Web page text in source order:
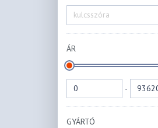
ÁR
-
GYÁRTÓ